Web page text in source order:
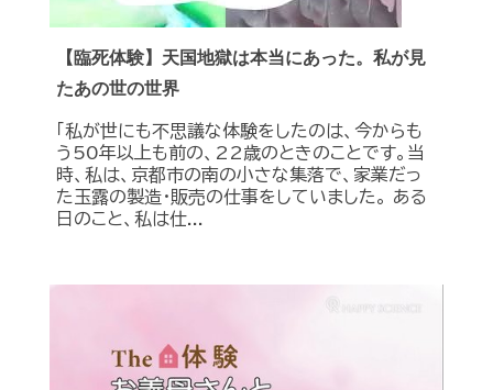
【臨死体験】天国地獄は本当にあった。私が見
たあの世の世界
「私が世にも不思議な体験をしたのは、今からも
う50年以上も前の、22歳のときのことです。当
時、私は、京都市の南の小さな集落で、家業だっ
た玉露の製造・販売の仕事をしていました。 ある
日のこと、私は仕...